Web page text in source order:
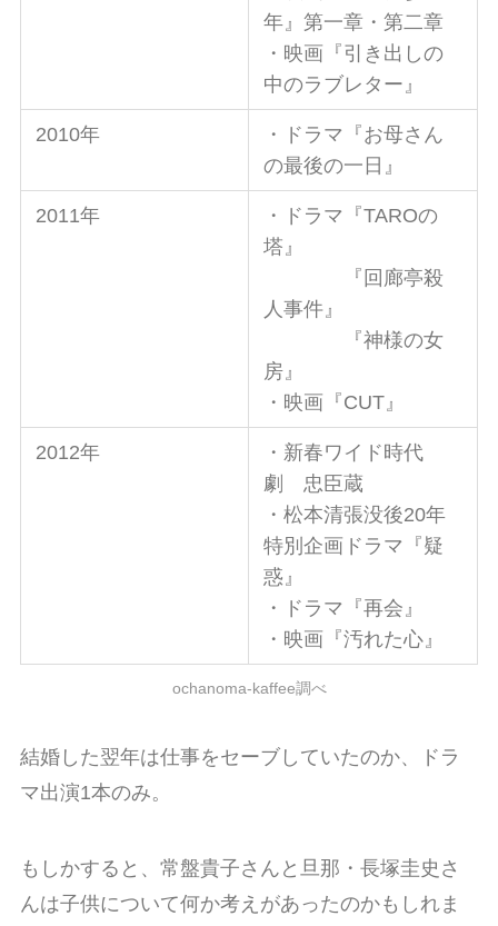
年』第一章・第二章
・映画『引き出しの
中のラブレター』
2010年
・ドラマ『お母さん
の最後の一日』
2011年
・ドラマ『TAROの
塔』
『回廊亭殺
人事件』
『神様の女
房』
・映画『CUT』
2012年
・新春ワイド時代
劇 忠臣蔵
・松本清張没後20年
特別企画ドラマ『疑
惑』
・ドラマ『再会』
・映画『汚れた心』
ochanoma-kaffee調べ
結婚した翌年は仕事をセーブしていたのか、ドラ
マ出演1本のみ。
もしかすると、常盤貴子さんと旦那・長塚圭史さ
んは子供について何か考えがあったのかもしれま